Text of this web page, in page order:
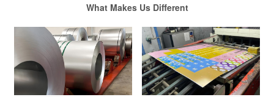
What Makes Us Different